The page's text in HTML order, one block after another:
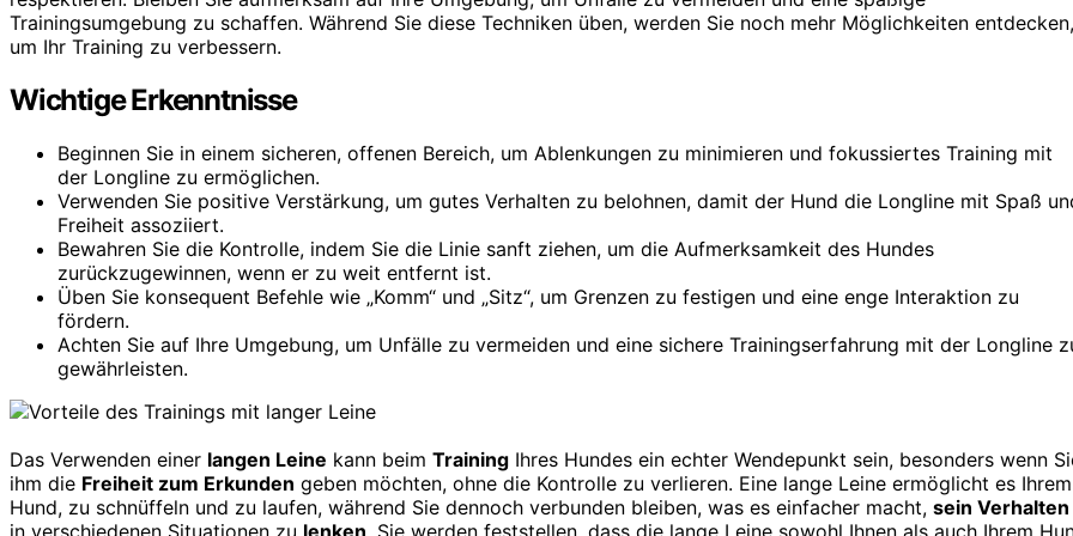
Trainingsumgebung zu schaffen. Während Sie diese Techniken üben, werden Sie noch mehr Möglichkeiten entdecken,
um Ihr Training zu verbessern.
Wichtige Erkenntnisse
Beginnen Sie in einem sicheren, offenen Bereich, um Ablenkungen zu minimieren und fokussiertes Training mit
der Longline zu ermöglichen.
Verwenden Sie positive Verstärkung, um gutes Verhalten zu belohnen, damit der Hund die Longline mit Spaß
Freiheit assoziiert.
Bewahren Sie die Kontrolle, indem Sie die Linie sanft ziehen, um die Aufmerksamkeit des Hundes
zurückzugewinnen, wenn er zu weit entfernt ist.
Üben Sie konsequent Befehle wie „Komm“ und „Sitz“, um Grenzen zu festigen und eine enge Interaktion zu
fördern.
Achten Sie auf Ihre Umgebung, um Unfälle zu vermeiden und eine sichere Trainingserfahrung mit der Longline
gewährleisten.
Das Verwenden einer langen Leine kann beim Training Ihres Hundes ein echter Wendepunkt sein, besonders wenn
ihm die Freiheit zum Erkunden geben möchten, ohne die Kontrolle zu verlieren. Eine lange Leine ermöglicht es Ihrem
Hund, zu schnüffeln und zu laufen, während Sie dennoch verbunden bleiben, was es einfacher macht, sein Verhalten
in verschiedenen Situationen zu lenken . Sie werden feststellen, dass die lange Leine sowohl Ihnen als auch Ihrem